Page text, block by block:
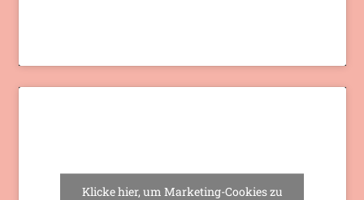
Klicke hier, um Marketing-Cookies zu